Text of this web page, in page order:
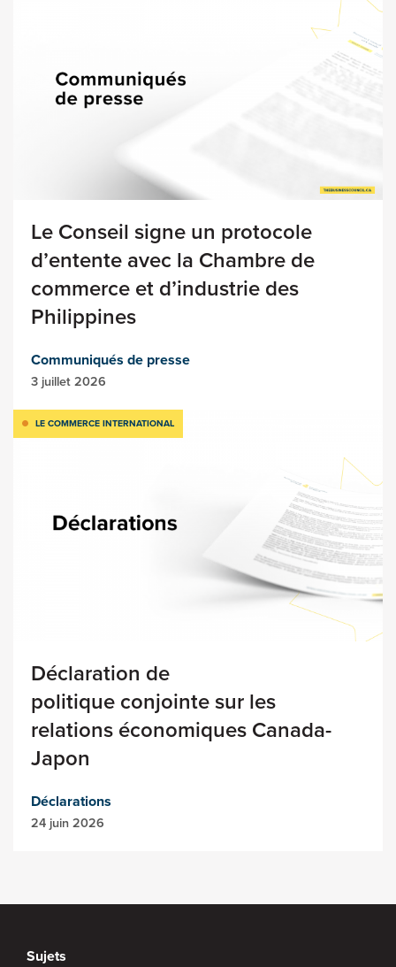
Le Conseil signe un protocole
d’entente avec la Chambre de
commerce et d’industrie des
Philippines
Communiqués de presse
3 juillet 2026
LE COMMERCE INTERNATIONAL
Déclaration de
politique conjointe sur les
relations économiques Canada-
Japon
Déclarations
24 juin 2026
Sujets